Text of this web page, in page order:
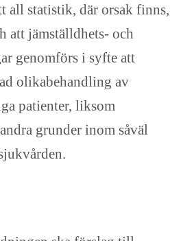
all statistik, där orsak finns,
att jämställdhets- och
genomförs i syfte att
olikabehandling av
patienter, liksom
grunder inom såväl